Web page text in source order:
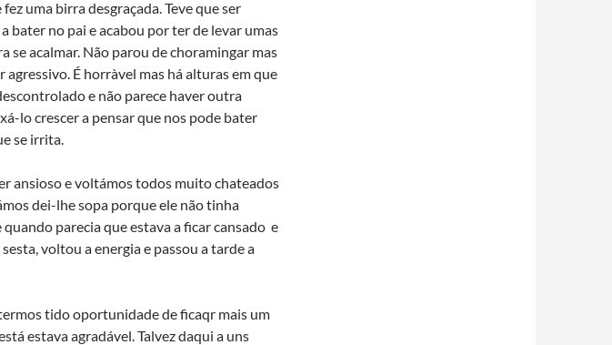
uma birra desgraçada. Teve que ser
bater no pai e acabou por ter de levar umas
se acalmar. Não parou de choramingar mas
agressivo. É horrà­vel mas há alturas em que
e não parece haver outra
lo crescer a pensar que nos pode bater
se irrita.
ansioso e voltámos todos muito chateados
dei-lhe sopa porque ele não tinha
parecia que estava a ficar cansado e
voltou a energia e passou a tarde a
tido oportunidade de ficaqr mais um
estava agradável. Talvez daqui a uns